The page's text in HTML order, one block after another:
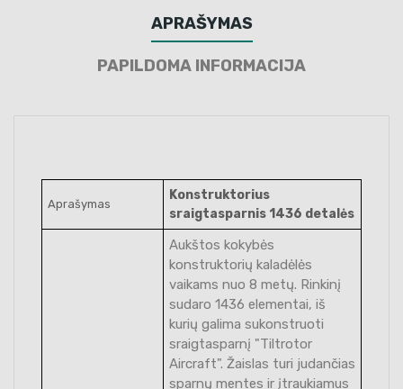
APRAŠYMAS
PAPILDOMA INFORMACIJA
Aprašymas
Konstruktorius
sraigtasparnis 1436 detalės
Aukštos kokybės
konstruktorių kaladėlės
vaikams nuo 8 metų. Rinkinį
sudaro 1436 elementai, iš
kurių galima sukonstruoti
sraigtasparnį "Tiltrotor
Aircraft". Žaislas turi judančias
sparnų mentes ir įtraukiamus